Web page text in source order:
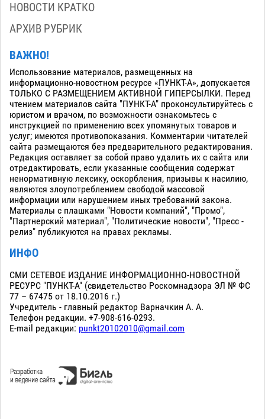
НОВОСТИ КРАТКО
АРХИВ РУБРИК
ВАЖНО!
Использование материалов, размещенных на
информационно-новостном ресурсе «ПУНКТ-А», допускается
ТОЛЬКО С РАЗМЕЩЕНИЕМ АКТИВНОЙ ГИПЕРСЫЛКИ. Перед
чтением материалов сайта "ПУНКТ-А" проконсультируйтесь с
юристом и врачом, по возможности ознакомьтесь с
инструкцией по применению всех упомянутых товаров и
услуг; имеются противопоказания. Комментарии читателей
сайта размещаются без предварительного редактирования.
Редакция оставляет за собой право удалить их с сайта или
отредактировать, если указанные сообщения содержат
ненормативную лексику, оскорбления, призывы к насилию,
являются злоупотреблением свободой массовой
информации или нарушением иных требований закона.
Материалы с плашками "Новости компаний", "Промо",
"Партнерский материал", "Политические новости", "Пресс -
релиз" публикуются на правах рекламы.
ИНФО
СМИ СЕТЕВОЕ ИЗДАНИЕ ИНФОРМАЦИОННО-НОВОСТНОЙ
РЕСУРС "ПУНКТ-А" (свидетельство Роскомнадзора ЭЛ № ФС
77 – 67475 от 18.10.2016 г.)
Учредитель - главный редактор Варначкин А. А.
Телефон редакции. +7-908-616-0293.
E-mail редакции: punkt20102010@gmail.com